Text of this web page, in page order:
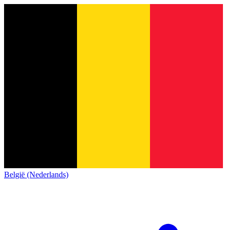
België (Nederlands)